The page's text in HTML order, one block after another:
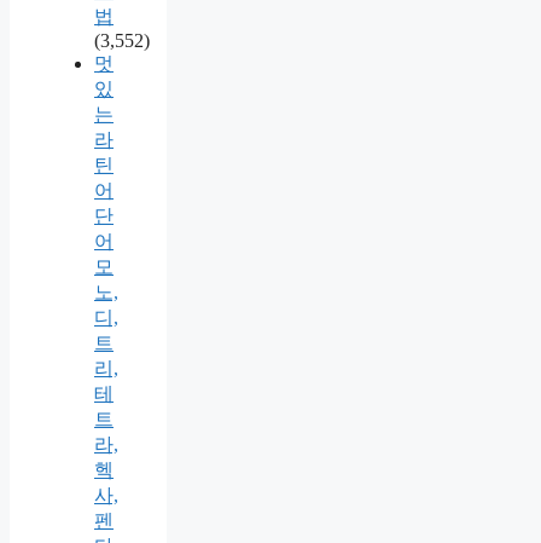
법
(3,552)
멋
있
는
라
틴
어
단
어
모
노,
디,
트
리,
테
트
라,
헥
사,
펜